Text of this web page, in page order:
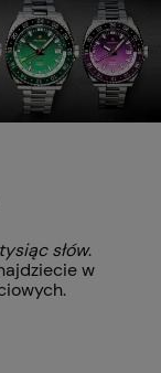
słów.
w